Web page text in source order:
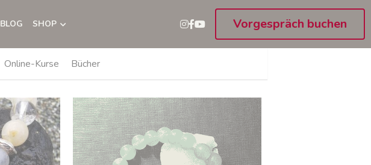
BLOG SHOP Vorgespräch buchen
Online-Kurse Bücher